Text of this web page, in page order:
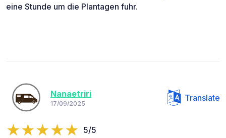
eine Stunde um die Plantagen fuhr.
Nanaetriri
17/09/2025
Translate
5/5